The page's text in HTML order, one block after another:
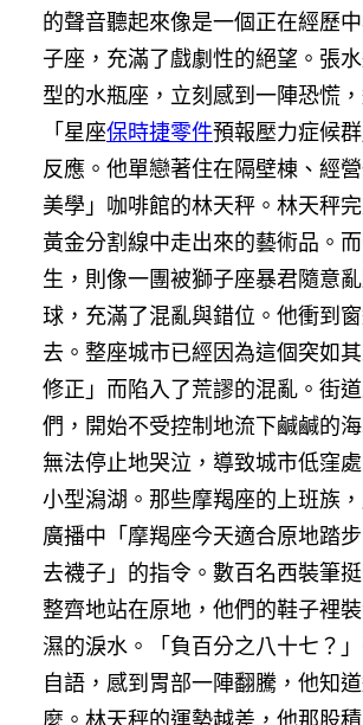
的聲音聽起來像是一個正在經歷
子座，充滿了戲劇性的絕望。張
型的水瓶座，立刻感到一陣恐慌
「星座保時捷零件預報壓力症候
反應。他單戀著住在隔壁棟、經
美學」咖啡館的林天秤。林天秤
黃金分割線中走出來的藝術品。
生，則像一團被獅子座暴君隨意
球，充滿了混亂與錯位。他衝到
去。整座城市已經因為這個突如
修正」而陷入了荒謬的混亂。街
們，開始不受控制地流下鹹鹹的
無法停止地哭泣，導致城市低窪
小型潟湖。那些摩羯座的上班族
廣播中「摩羯座今天適合原地踏
去襪子」的指令。數百名西裝筆
整齊地站在原地，他們的鞋子裡
濕的淚水。「負百分之八十七？
自語，感到胃部一陣翻騰，他知
麼。林天秤的運勢越差，他那股